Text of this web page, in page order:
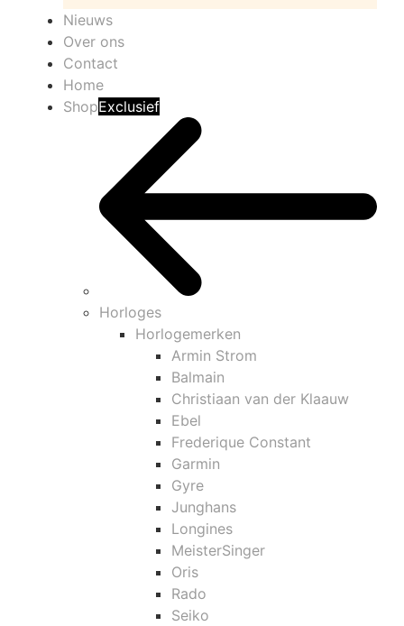
Nieuws
Over ons
Contact
Home
ShopExclusief
Horloges
Horlogemerken
Armin Strom
Balmain
Christiaan van der Klaauw
Ebel
Frederique Constant
Garmin
Gyre
Junghans
Longines
MeisterSinger
Oris
Rado
Seiko